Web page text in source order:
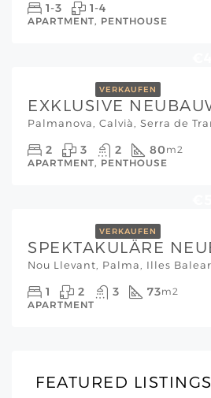
1-3 1-4
APARTMENT, PENTHOUSE
VERKAUFEN
2 3 2 80 m2
APARTMENT, PENTHOUSE
VERKAUFEN
1 2 3 73m2
APARTMENT
FEATURED LISTINGS